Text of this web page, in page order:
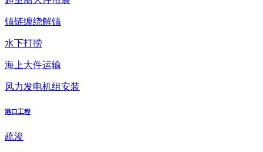
锚链缠绕解锚
水下打捞
海上大件运输
风力发电机组安装
港口工程
疏浚